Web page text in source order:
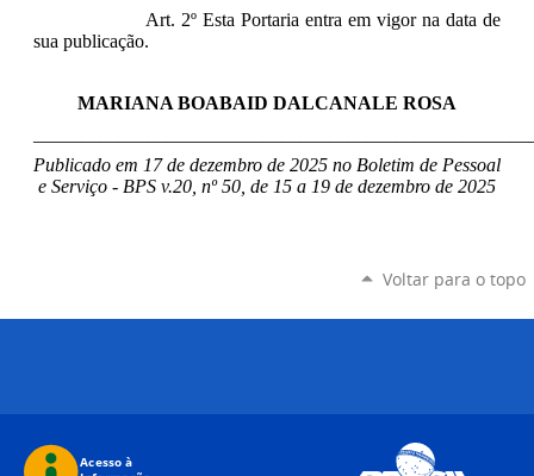
Art. 2º Esta Portaria entra em vigor na data de
sua publicação.
MARIANA BOABAID DALCANALE ROSA
Publicado em 17 de dezembro de 2025 no Boletim de Pessoal
e Serviço - BPS v.20, nº 50, de 15 a 19 de dezembro de 2025
Voltar para o topo